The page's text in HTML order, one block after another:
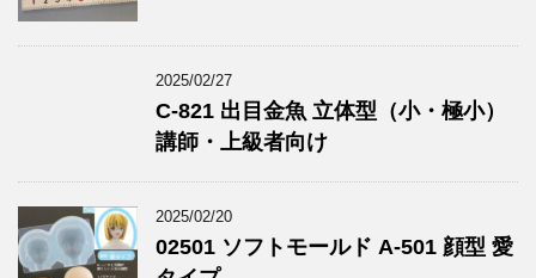
2025/02/27
C-821 出目金魚 立体型（小・極小）
講師・上級者向け
2025/02/20
02501 ソフトモールド A-501 顔型 愛